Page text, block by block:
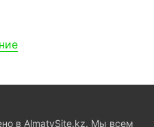
в AlmatySite.kz. Мы всем